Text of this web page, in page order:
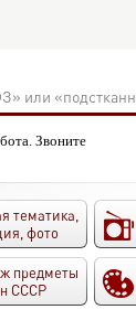
Звоните
тематика,
фото
предметы
СССР